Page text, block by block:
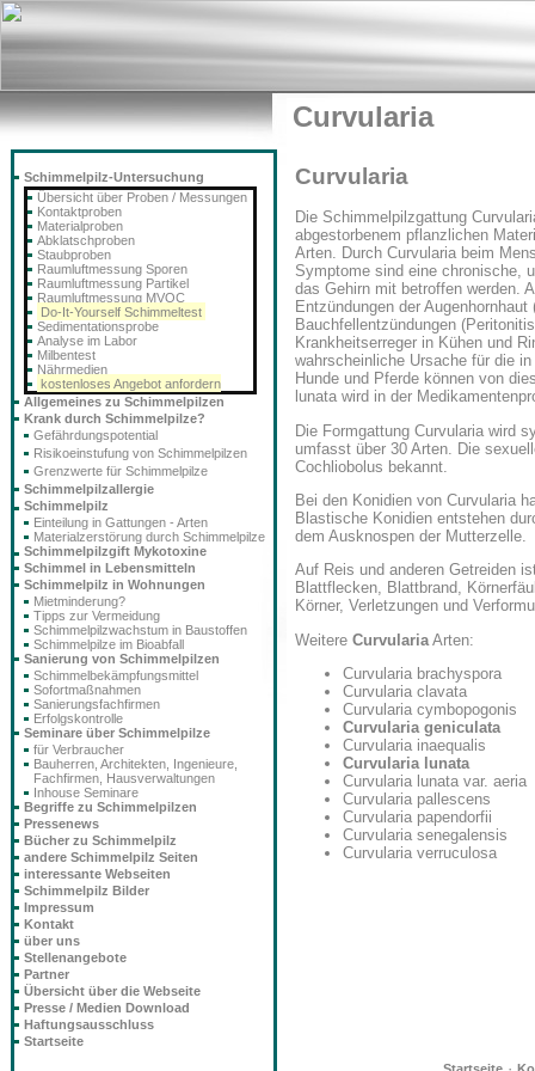
Curvularia
Curvularia
Die Schimmelpilzgattung
abgestorbenem pflanzlichen
Arten. Durch Curvularia beim
Symptome sind eine chronische,
das Gehirn mit betroffen werden.
Entzündungen der
Bauchfellentzündungen
Krankheitserreger in Kühen und
wahrscheinliche Ursache für die
Hunde und Pferde können von
lunata wird in der
Die Formgattung Curvularia wird
umfasst über 30 Arten. Die
Cochliobolus bekannt.
Bei den Konidien von Curvularia
Blastische Konidien entstehen
dem Ausknospen der Mutterzelle.
Auf Reis und anderen Getreiden
Blattflecken, Blattbrand,
Körner, Verletzungen und
Weitere Curvularia Arten:
Curvularia brachyspora
Curvularia clavata
Curvularia cymbopogonis
Curvularia geniculata
Curvularia inaequalis
Curvularia lunata
Curvularia lunata var. aeria
Curvularia pallescens
Curvularia papendorfii
Curvularia senegalensis
Curvularia verruculosa
Schimmelpilz-Untersuchung
Übersicht über Proben / Messungen
Kontaktproben
Materialproben
Abklatschproben
Staubproben
Raumluftmessung Sporen
Raumluftmessung Partikel
Raumluftmessung MVOC
Do-It-Yourself Schimmeltest
Sedimentationsprobe
Analyse im Labor
Milbentest
Nährmedien
kostenloses Angebot anfordern
Allgemeines zu Schimmelpilzen
Krank durch Schimmelpilze?
Gefährdungspotential
Risikoeinstufung von Schimmelpilzen
Grenzwerte für Schimmelpilze
Schimmelpilzallergie
Schimmelpilz
Einteilung in Gattungen - Arten
Materialzerstörung durch Schimmelpilze
Schimmelpilzgift Mykotoxine
Schimmel in Lebensmitteln
Schimmelpilz in Wohnungen
Mietminderung?
Tipps zur Vermeidung
Schimmelpilzwachstum in Baustoffen
Schimmelpilze im Bioabfall
Sanierung von Schimmelpilzen
Schimmelbekämpfungsmittel
Sofortmaßnahmen
Sanierungsfachfirmen
Erfolgskontrolle
Seminare über Schimmelpilze
für Verbraucher
Bauherren, Architekten, Ingenieure,
Fachfirmen, Hausverwaltungen
Inhouse Seminare
Begriffe zu Schimmelpilzen
Pressenews
Bücher zu Schimmelpilz
andere Schimmelpilz Seiten
interessante Webseiten
Schimmelpilz Bilder
Impressum
Kontakt
über uns
Stellenangebote
Partner
Übersicht über die Webseite
Presse / Medien Download
Haftungsausschluss
Startseite